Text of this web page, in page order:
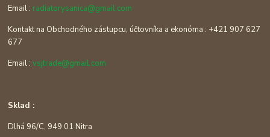
Email : radiatorysanica@gmail.com
Kontakt na Obchodného zástupcu, účtovníka a ekonóma : +421 907 627
677
Email :vsjtrade@gmail.com
Sklad :
Dlhá 96/C, 949 01 Nitra